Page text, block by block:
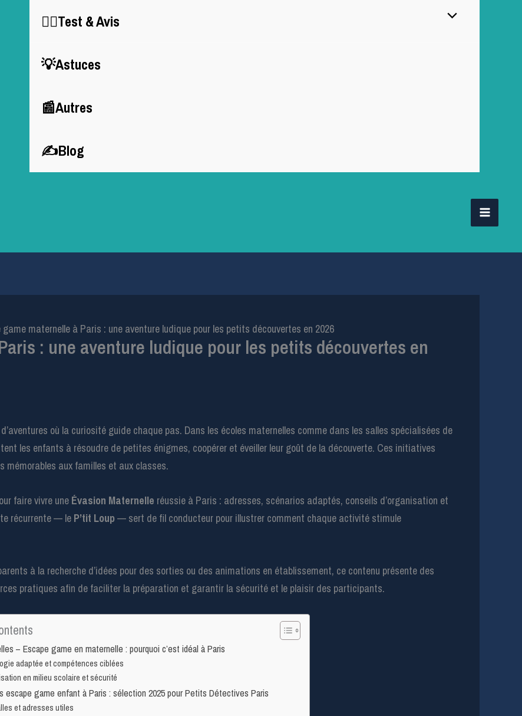
🕵️‍♂️Test & Avis
💡Astuces
📰Autres
✍Blog
game maternelle à Paris : une aventure ludique pour les petits découvertes en 2026
: une aventure ludique pour les petits découvertes en
où la curiosité guide chaque pas. Dans les écoles maternelles comme dans les salles spécialisées de
les enfants à résoudre de petites énigmes, coopérer et éveiller leur goût de la découverte. Ces initiatives
mémorables aux familles et aux classes.
faire vivre une Évasion Maternelle réussie à Paris : adresses, scénarios adaptés, conseils d’organisation et
récurrente — le P’tit Loup— sert de fil conducteur pour illustrer comment chaque activité stimule
à la recherche d’idées pour des sorties ou des animations en établissement, ce contenu présente des
pratiques afin de faciliter la préparation et garantir la sécurité et le plaisir des participants.
– Escape game en maternelle : pourquoi c’est idéal à Paris
adaptée et compétences ciblées
en milieu scolaire et sécurité
escape game enfant à Paris : sélection 2025 pour Petits Détectives Paris
et adresses utiles